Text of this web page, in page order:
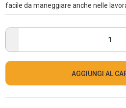
facile da maneggiare anche nelle
AGGIUNGI AL